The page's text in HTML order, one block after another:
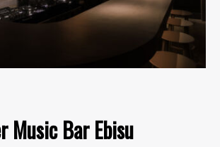
Music Bar Ebisu